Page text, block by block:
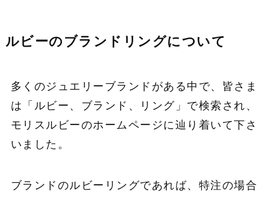
ルビーのブランドリングについて
多くのジュエリーブランドがある中で、皆さま
は「ルビー、ブランド、リング」で検索され、
モリスルビーのホームページに辿り着いて下さ
いました。
ブランドのルビーリングであれば、特注の場合